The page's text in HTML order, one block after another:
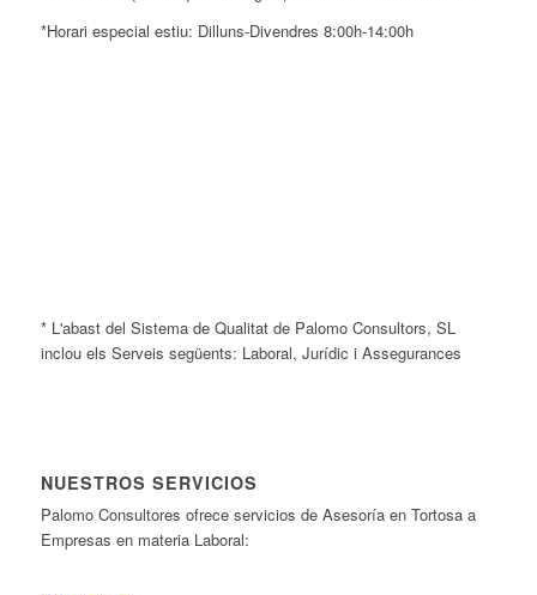
*Horari especial estiu: Dilluns-Divendres 8:00h-14:00h
* L'abast del Sistema de Qualitat de Palomo Consultors, SL
inclou els Serveis següents: Laboral, Jurídic i Assegurances
NUESTROS SERVICIOS
Palomo Consultores ofrece servicios de Asesoría en Tortosa a
Empresas en materia Laboral: